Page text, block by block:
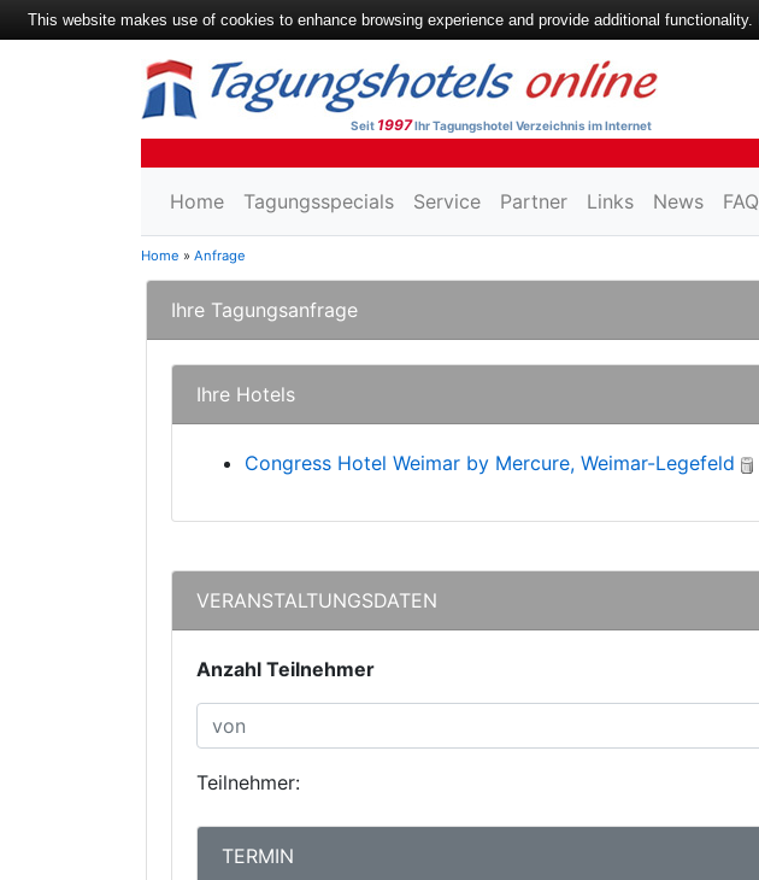
Seit 1997Ihr Tagungshotel Verzeichnis im Internet
Home Tagungsspecials Service Partner Links News FAQ
Home » Anfrage
Ihre Tagungsanfrage
Ihre Hotels
Congress Hotel Weimar by Mercure, Weimar-Legefeld
VERANSTALTUNGSDATEN
Anzahl Teilnehmer
Teilnehmer:
TERMIN
This website makes use of cookies to enhance browsing experience and provide additional functionality.